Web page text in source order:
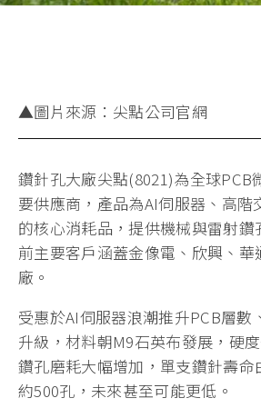
▲圖片來源：尖點公司官網
鑽針孔大廠尖點(8021)為全球PCB
要供應商，產品為AI伺服器、高階
的核心消耗品，提供機械與雷射鑽
前主要客戶涵蓋金像電、欣興、華
廠。
受惠於AI伺服器浪潮推升PCB層數
升級，材料朝M9石英布發展，硬
鑽孔磨耗大幅增加，單支鑽針壽命
約500孔，未來甚至可能更低。